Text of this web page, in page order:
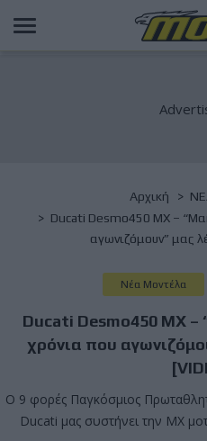
Παράκαμψη
προς
Αρχική
Ducati Desmo450 MX –
αγωνιζόμουν” μας
Νέα Μοντέλα
Ducati Desmo450 MX
χρόνια που
Ο 9 φορές Παγκόσμιος
Ducati μας συστήνει την MX